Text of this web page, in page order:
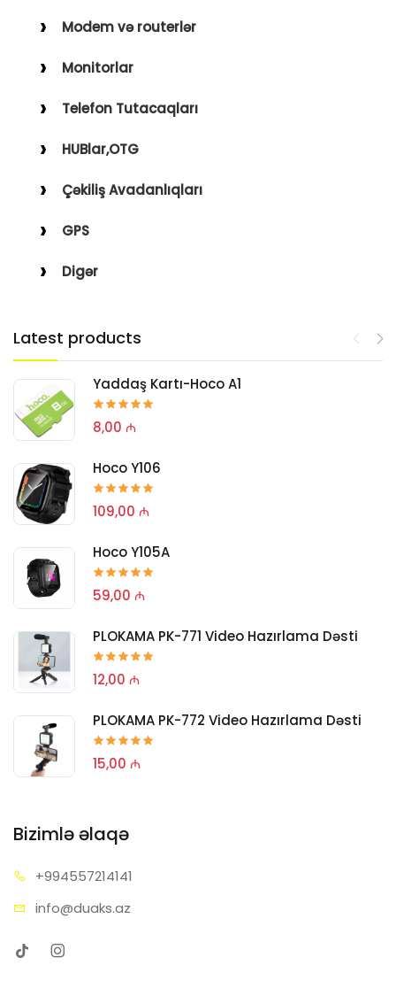
Modem və routerlər
Monitorlar
Telefon Tutacaqları
HUBlar,OTG
Çəkiliş Avadanlıqları
GPS
Digər
Latest products
Yaddaş Kartı-Hoco A1
8,00 ₼
Hoco Y106
109,00 ₼
Hoco Y105A
59,00 ₼
PLOKAMA PK-771 Video Hazırlama Dəsti
12,00 ₼
PLOKAMA PK-772 Video Hazırlama Dəsti
15,00 ₼
Bizimlə əlaqə
+994557214141
info@duaks.az